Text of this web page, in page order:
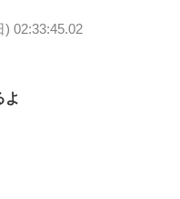
) 02:33:45.02
よ